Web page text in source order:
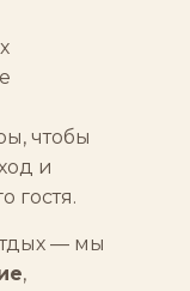
чтобы
и
гостя.
— мы
,